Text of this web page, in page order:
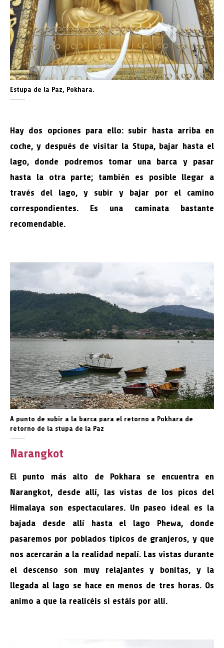
Estupa de la Paz, Pokhara.
Hay dos opciones para ello: subir hasta arriba en
coche, y después de visitar la Stupa, bajar hasta el
lago, donde podremos tomar una barca y pasar
hasta la otra parte; también es posible llegar a
través del lago, y subir y bajar por el camino
correspondientes. Es una caminata bastante
recomendable.
A punto de subir a la barca para el retorno a Pokhara de
retorno de la stupa de la Paz
Narangkot
El punto más alto de Pokhara se encuentra en
Narangkot, desde allí, las vistas de los picos del
Himalaya son espectaculares. Un paseo ideal es la
bajada desde allí hasta el lago Phewa, donde
pasaremos por poblados típicos de granjeros, y que
nos acercarán a la realidad nepalí. Las vistas durante
el descenso son muy relajantes y bonitas, y la
llegada al lago se hace en menos de tres horas. Os
animo a que la realicéis si estáis por allí.